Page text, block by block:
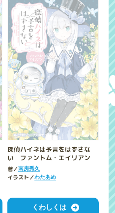
探偵ハイネは予言をはずさな
い ファントム・エイリアン
著／南房秀久
イラスト／わたあめ
くわしくは